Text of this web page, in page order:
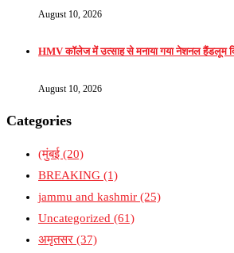
August 10, 2026
HMV कॉलेज में उत्साह से मनाया गया नेशनल हैंडलूम
August 10, 2026
Categories
(मुंबई (20)
BREAKING (1)
jammu and kashmir (25)
Uncategorized (61)
अमृतसर (37)